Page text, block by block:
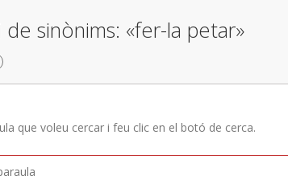
de sinònims: «fer-la petar»
que voleu cercar i feu clic en el botó de cerca.